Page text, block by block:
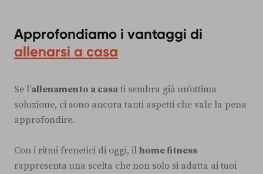
Approfondiamo i vantaggi di
allenarsi a casa
Se l’allenamento a casa ti sembra già un’ottima
soluzione, ci sono ancora tanti aspetti che vale la pena
approfondire.
Con i ritmi frenetici di oggi, il home fitness
rappresenta una scelta che non solo si adatta ai tuoi